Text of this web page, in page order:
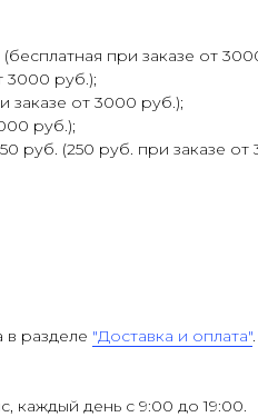
при заказе от
3000 руб.);
заказе от 3000 руб.);
руб.);
руб. (250 руб. при заказе от
в разделе "Доставка и оплата".
каждый день с 9:00 до 19:00.